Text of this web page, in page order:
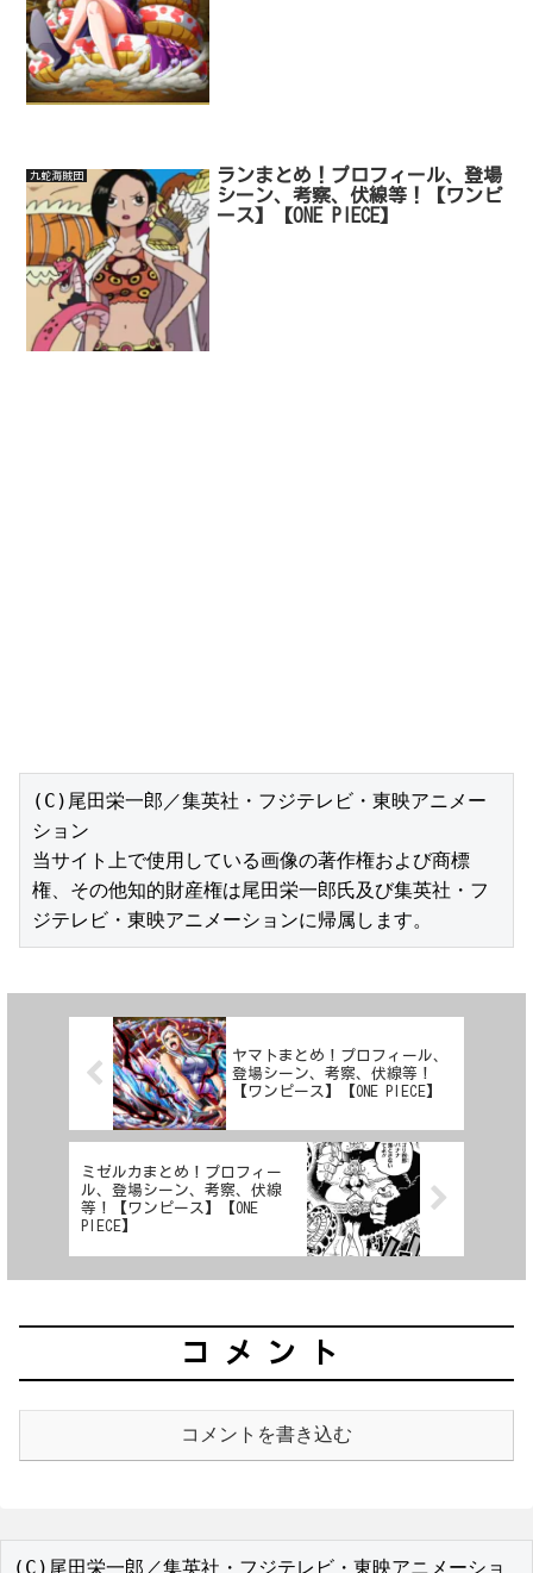
九蛇海賊団
ランまとめ！プロフィール、登場
シーン、考察、伏線等！【ワンピ
ース】【ONE PIECE】
(C)尾田栄一郎／集英社・フジテレビ・東映アニメー
ション
当サイト上で使用している画像の著作権および商標
権、その他知的財産権は尾田栄一郎氏及び集英社・フ
ジテレビ・東映アニメーションに帰属します。
ヤマトまとめ！プロフィール、
登場シーン、考察、伏線等！
【ワンピース】【ONE PIECE】
ミゼルカまとめ！プロフィー
ル、登場シーン、考察、伏線
等！【ワンピース】【ONE
PIECE】
コメント
コメントを書き込む
(C)尾田栄一郎／集英社・フジテレビ・東映アニメーショ